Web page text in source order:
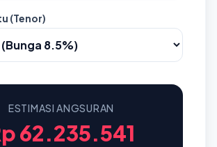
(Tenor)
ESTIMASI ANGSURAN
62.235.541